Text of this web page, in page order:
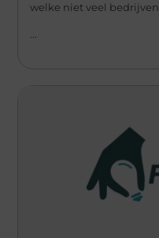
welke niet veel bedrijven,